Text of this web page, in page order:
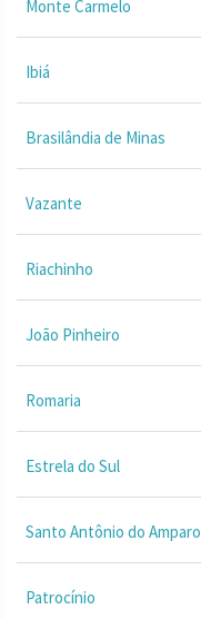
Monte Carmelo
Ibiá
Brasilândia de Minas
Vazante
Riachinho
João Pinheiro
Romaria
Estrela do Sul
Santo Antônio do Amparo
Patrocínio